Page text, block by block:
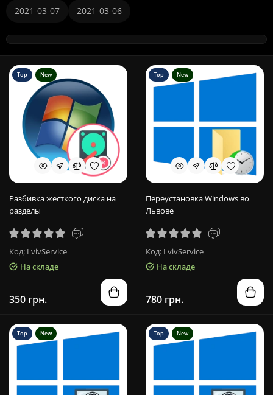
2021-03-07
2021-03-06
Top New
Разбивка жесткого диска на
разделы
Код: LvivService
На складе
350 грн.
Top New
Переустановка Windows во
Львове
Код: LvivService
На складе
780 грн.
Top New Top New